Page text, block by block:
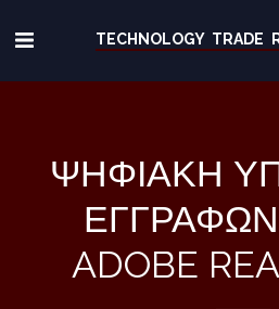
TECHNOLOGY TRADE
ΨΗΦΙΑΚΉ
ADOBE